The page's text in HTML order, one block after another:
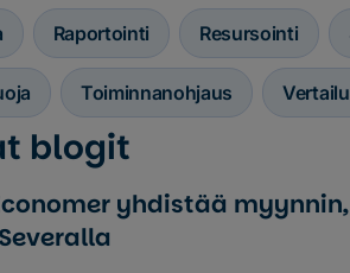
Raportointi Resursointi
Toiminnanohjaus
blogit
yhdistää